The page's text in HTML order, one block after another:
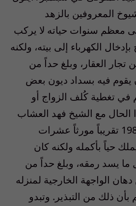
المعروفين بالزهد
معظم سنوات حياته لا يركب
الكهرباء إلى بيته، ولكنه
تجار العقار، وبلغ حداً من
يقوم فيه بسداد ديون بعض
في تغطية كُلف الزواج أو
الحال مع الشيخ فهد العشاب
الذي توفي العام 1989 تقريباً مورثاً عشرات
حياً بأكمله ولكنه كان
ما يسد رمقه، وبلغ حداً من
الواجهة الخارجية لمنزله
بأن ذلك من التبذير. وتبدو